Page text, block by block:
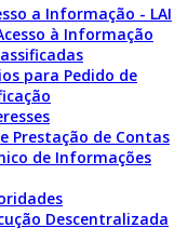
a Informação - LAI
à Informação
para Pedido de
Prestação de Contas
de Informações
Descentralizada